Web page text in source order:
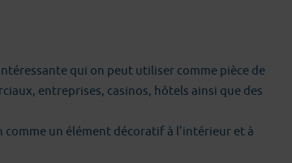
qui on peut utiliser comme pièce de
entreprises, casinos, hôtels ainsi que des
un élément décoratif à l’intérieur et à